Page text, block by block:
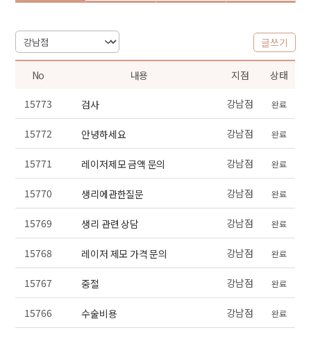
글쓰기
No 내용 지점 상태
15773 검사 강남점 완료
15772 안녕하세요 강남점 완료
15771 레이저제모 금액 문의 강남점 완료
15770 생리에관한질문 강남점 완료
15769 생리 관련 상담 강남점 완료
15768 레이저 제모 가격 문의 강남점 완료
15767 중절 강남점 완료
15766 수술비용 강남점 완료